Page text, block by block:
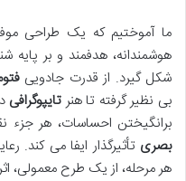
ما آموختیم که یک طراحی
هوشمندانه، هدفمند و بر
شکل گیرد. از قدرت جادویی
بی نظیر گرفته تا هنر تایپوگرافی
برانگیختن احساسات، هر
بصری تأثیرگذار ایفا می کند.
هر مرحله، از یک طرح معمولی،